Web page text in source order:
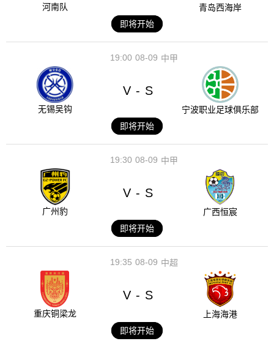
河南队
青岛西海岸
即将开始
08-09
19:00 中甲
无锡吴钩
V - S
宁波职业足球俱乐部
即将开始
08-09
19:30 中甲
广州豹
V - S
广西恒宸
即将开始
08-09
19:35 中超
重庆铜梁龙
V - S
上海海港
即将开始